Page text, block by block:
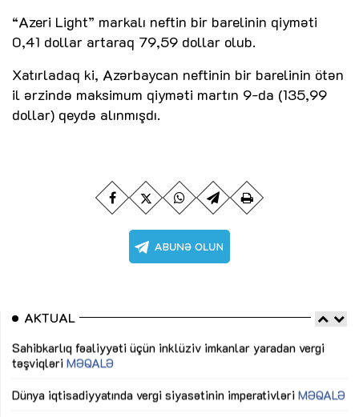
“Azeri Light” markalı neftin bir barelinin qiyməti
0,41 dollar artaraq 79,59 dollar olub.
Xatırladaq ki, Azərbaycan neftinin bir barelinin ötən
il ərzində maksimum qiyməti martın 9-da (135,99
dollar) qeydə alınmışdı.
AKTUAL
Sahibkarlıq fəaliyyəti üçün inklüziv imkanlar yaradan vergi
təşviqləri MƏQALƏ
Dünya iqtisadiyyatında vergi siyasətinin imperativləri MƏQALƏ